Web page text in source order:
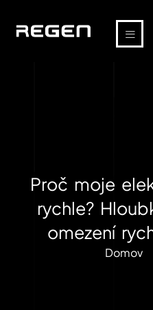
Proč moje
rychle?
omezení
Domov